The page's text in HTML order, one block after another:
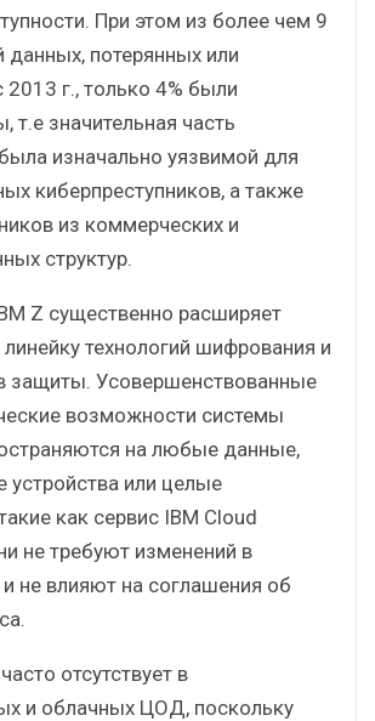
При этом из более чем 9
данных, потерянных или
2013 г., только 4% были
т.е значительная часть
изначально уязвимой для
киберпреступников, а также
из коммерческих и
структур.
Z существенно расширяет
технологий шифрования и
защиты. Усовершенствованные
возможности системы
на любые данные,
устройства или целые
как сервис IBM Cloud
не требуют изменений в
не влияют на соглашения об
отсутствует в
и облачных ЦОД, поскольку